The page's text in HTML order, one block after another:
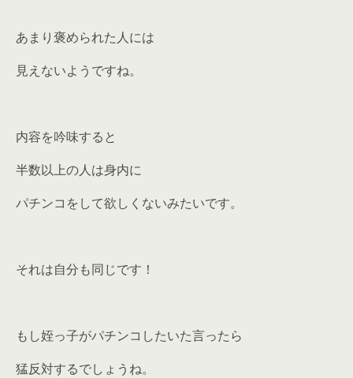
あまり褒められた人には
見えないようですね。
内容を吟味すると
半数以上の人は身内に
パチンコをして欲しくないみたいです。
それは自分も同じです！
もし姪っ子がパチンコしたいた言ったら
猛反対するでしょうね。